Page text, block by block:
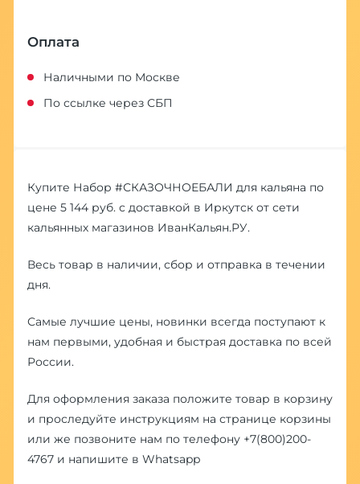
Оплата
Наличными по Москве
По ссылке через СБП
Купите Набор #СКАЗОЧНОЕБАЛИ для кальяна по
цене 5 144 руб. с доставкой в Иркутск от сети
кальянных магазинов ИванКальян.РУ.
Весь товар в наличии, сбор и отправка в течении
дня.
Самые лучшие цены, новинки всегда поступают к
нам первыми, удобная и быстрая доставка по всей
России.
Для оформления заказа положите товар в корзину
и проследуйте инструкциям на странице корзины
или же позвоните нам по телефону +7(800)200-
4767и напишите в Whatsapp